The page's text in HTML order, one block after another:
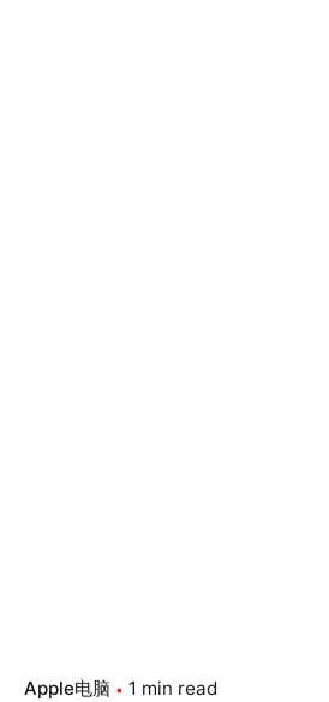
Apple电脑 1 min read